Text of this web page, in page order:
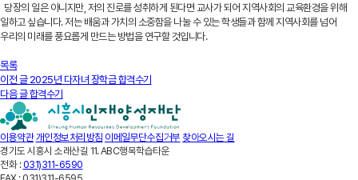
당장의 일은 아니지만, 저의 진로를 성취하게 된다면 교사가 되어 지역사회의 교육환경을 위해
일하고 싶습니다. 저는 배움과 가치의 소중함을 나눌 수 있는 학생들과 함께 지역사회를 넘어
우리의 미래를 풍요롭게 만드는 방법을 연구할 것입니다.
목록
이전 글2025년 다자녀 장학금 합격수기
다음 글합격수기
이용약관 개인정보처리방침 이메일무단수집거부 찾아오시는 길
경기도 시흥시 소래산길 11. ABC행복학습타운
전화 :031)311-6590